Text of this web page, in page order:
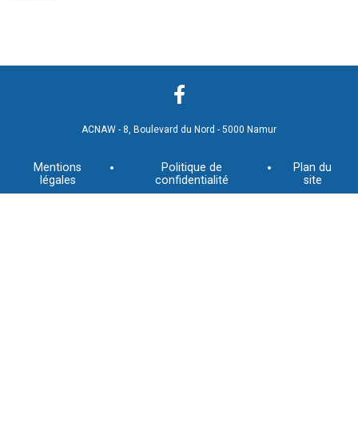
ACNAW - 8, Boulevard du Nord - 5000 Namur
Mentions
légales
Politique de
confidentialité
Plan du
site